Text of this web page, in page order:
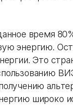
время
энергию.
Это
широко